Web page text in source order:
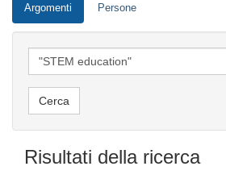
Argomenti Persone
Risultati della ricerca